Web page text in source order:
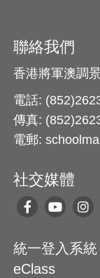
聯絡我們
香港將軍澳調
電話:
傳真:
電郵:
社交媒體
統一登入系統
eClass